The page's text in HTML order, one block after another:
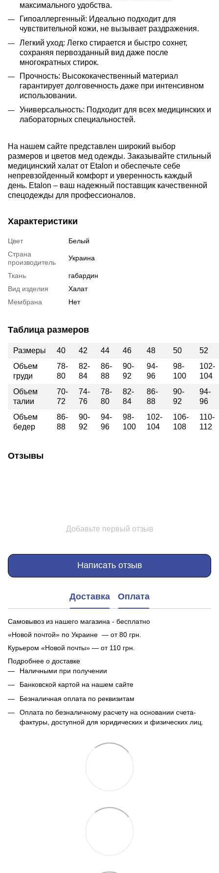
максимального удобства.
Гипоаллергенный: Идеально подходит для
чувствительной кожи, не вызывает раздражения.
Легкий уход: Легко стирается и быстро сохнет,
сохраняя первозданный вид даже после
многократных стирок.
Прочность: Высококачественный материал
гарантирует долговечность даже при интенсивном
использовании.
Универсальность: Подходит для всех медицинских и
лабораторных специальностей.
На нашем сайте представлен широкий выбор
размеров и цветов мед одежды. Заказывайте стильный
медицинский халат от Etalon и обеспечьте себе
непревзойденный комфорт и уверенность каждый
день. Etalon – ваш надежный поставщик качественной
спецодежды для профессионалов.
Характеристики
Цвет
Белый
Страна
производитель
Украина
Ткань
габардин
Вид изделия
Халат
Мембрана
Нет
Таблица размеров
Размеры 40 42 44 46 48 50
52
Объем
груди
78-
80
82-
84
86-
88
90-
92
94-
96
98-
100
102-
104
Объем
талии
70-
72
74-
76
78-
80
82-
84
86-
88
90-
92
94-
96
Объем
бедер
86-
88
90-
92
94-
96
98-
100
102-
104
106-
108
110-
112
Отзывы
Добавьте первый отзыв
Написать отзыв
Доставка Оплата
Самовывоз из нашего магазина - бесплатно
«Новой почтой» по Украине — от 80 грн.
Курьером «Новой почты» — от 110 грн.
Подробнее о доставке
Наличными при получении
Банковской картой на нашем сайте
Безналичная оплата по реквизитам
Оплата по безналичному расчету на основании счета-
фактуры, доступной для юридических и физических лиц.